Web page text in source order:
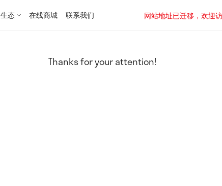
生态 在线商城 联系我们
网站地址已迁移，欢迎
Thanks for your attention!